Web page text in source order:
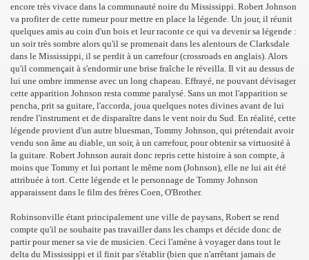
encore très vivace dans la communauté noire du Mississippi. Robert Johnson
va profiter de cette rumeur pour mettre en place la légende. Un jour, il réunit
quelques amis au coin d'un bois et leur raconte ce qui va devenir sa légende :
un soir très sombre alors qu'il se promenait dans les alentours de Clarksdale
dans le Mississippi, il se perdit à un carrefour (crossroads en anglais). Alors
qu'il commençait à s'endormir une brise fraîche le réveilla. Il vit au dessus de
lui une ombre immense avec un long chapeau. Effrayé, ne pouvant dévisager
cette apparition Johnson resta comme paralysé. Sans un mot l'apparition se
pencha, prit sa guitare, l'accorda, joua quelques notes divines avant de lui
rendre l'instrument et de disparaître dans le vent noir du Sud. En réalité, cette
légende provient d'un autre bluesman, Tommy Johnson, qui prétendait avoir
vendu son âme au diable, un soir, à un carrefour, pour obtenir sa virtuosité à
la guitare. Robert Johnson aurait donc repris cette histoire à son compte, à
moins que Tommy et lui portant le même nom (Johnson), elle ne lui ait été
attribuée à tort. Cette légende et le personnage de Tommy Johnson
apparaissent dans le film des frères Coen, O'Brother.
Robinsonville étant principalement une ville de paysans, Robert se rend
compte qu'il ne souhaite pas travailler dans les champs et décide donc de
partir pour mener sa vie de musicien. Ceci l'amène à voyager dans tout le
delta du Mississippi et il finit par s'établir (bien que n'arrêtant jamais de